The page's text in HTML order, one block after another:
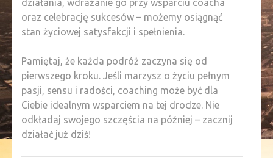
działania, wdrażanie go przy wsparciu coacha
oraz celebrację sukcesów – możemy osiągnąć
stan życiowej satysfakcji i spełnienia.
Pamiętaj, że każda podróż zaczyna się od
pierwszego kroku. Jeśli marzysz o życiu pełnym
pasji, sensu i radości, coaching może być dla
Ciebie idealnym wsparciem na tej drodze. Nie
odkładaj swojego szczęścia na później – zacznij
działać już dziś!